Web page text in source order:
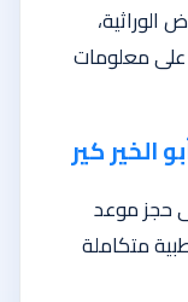
على معلومات
كير
حجز موعد
متكاملة